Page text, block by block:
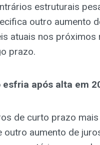
estruturais
outro aumento
atuais nos próximos
prazo.
esfria após alta em
de curto prazo
aumento de